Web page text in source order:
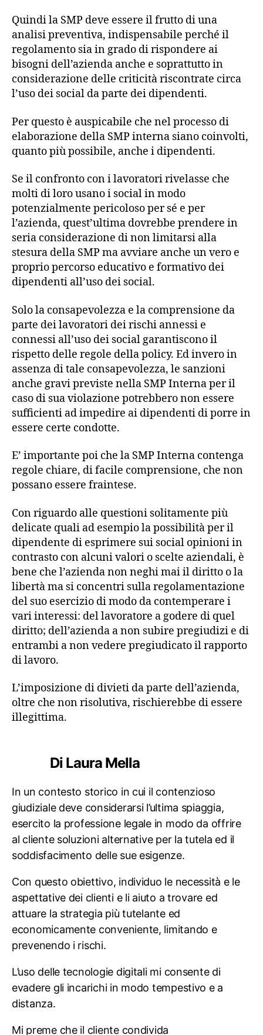
Quindi la SMP deve essere il frutto di una
analisi preventiva, indispensabile perché il
regolamento sia in grado di rispondere ai
bisogni dell’azienda anche e soprattutto in
considerazione delle criticità riscontrate circa
l’uso dei social da parte dei dipendenti.
Per questo è auspicabile che nel processo di
elaborazione della SMP interna siano coinvolti,
quanto più possibile, anche i dipendenti.
Se il confronto con i lavoratori rivelasse che
molti di loro usano i social in modo
potenzialmente pericoloso per sé e per
l’azienda, quest’ultima dovrebbe prendere in
seria considerazione di non limitarsi alla
stesura della SMP ma avviare anche un vero e
proprio percorso educativo e formativo dei
dipendenti all’uso dei social.
Solo la consapevolezza e la comprensione da
parte dei lavoratori dei rischi annessi e
connessi all’uso dei social garantiscono il
rispetto delle regole della policy. Ed invero in
assenza di tale consapevolezza, le sanzioni
anche gravi previste nella SMP Interna per il
caso di sua violazione potrebbero non essere
sufficienti ad impedire ai dipendenti di porre in
essere certe condotte.
E’ importante poi che la SMP Interna contenga
regole chiare, di facile comprensione, che non
possano essere fraintese.
Con riguardo alle questioni solitamente più
delicate quali ad esempio la possibilità per il
dipendente di esprimere sui social opinioni in
contrasto con alcuni valori o scelte aziendali, è
bene che l’azienda non neghi mai il diritto o la
libertà ma si concentri sulla regolamentazione
del suo esercizio di modo da contemperare i
vari interessi: del lavoratore a godere di quel
diritto; dell’azienda a non subire pregiudizi e di
entrambi a non vedere pregiudicato il rapporto
di lavoro.
L’imposizione di divieti da parte dell’azienda,
oltre che non risolutiva, rischierebbe di essere
illegittima.
Di Laura Mella
In un contesto storico in cui il contenzioso
giudiziale deve considerarsi l’ultima spiaggia,
esercito la professione legale in modo da offrire
al cliente soluzioni alternative per la tutela ed il
soddisfacimento delle sue esigenze.
Con questo obiettivo, individuo le necessità e le
aspettative dei clienti e li aiuto a trovare ed
attuare la strategia più tutelante ed
economicamente conveniente, limitando e
prevenendo i rischi.
L’uso delle tecnologie digitali mi consente di
evadere gli incarichi in modo tempestivo e a
distanza.
Mi preme che il cliente condivida